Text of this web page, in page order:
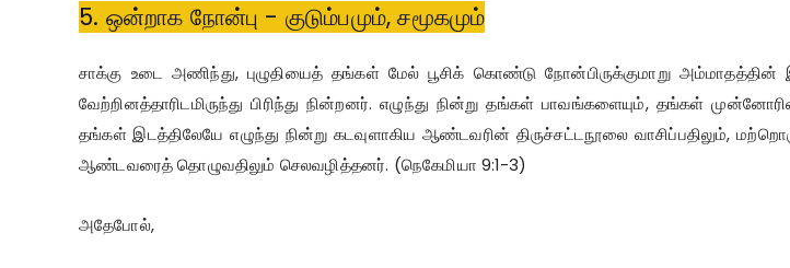
5. ஒன்றாக நோன்பு - குடும்பமும், சமூகமும்
சாக்கு உடை அணிந்து, புழுதியைத் தங்கள் மேல் பூசிக் கொண்டு நோன்பிருக்குமாறு
வேற்றினத்தாரிடமிருந்து பிரிந்து நின்றனர். எழுந்து நின்று தங்கள் பாவங்களையும், தங்கள்
தங்கள் இடத்திலேயே எழுந்து நின்று கடவுளாகிய ஆண்டவரின் திருச்சட்டநூலை வாசிப்பதிலும்,
ஆண்டவரைத் தொழுவதிலும் செலவழித்தனர். (நெகேமியா 9:1-3)
அதேபோல்,